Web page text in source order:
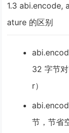
1.3 abi.encode,
ature 的区别
32 字节
r）
节，节省